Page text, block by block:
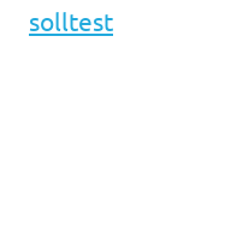
solltest